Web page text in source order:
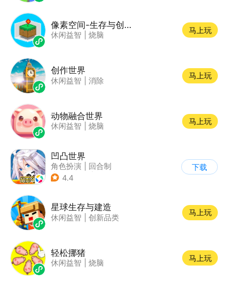
像素空间-生存与创造
休闲益智 烧脑
马上玩
创作世界
休闲益智 消除
马上玩
动物融合世界
休闲益智 烧脑
马上玩
凹凸世界
角色扮演
回合制
| 动漫改编
4.4
下载
星球生存与建造
休闲益智 创新品类
马上玩
轻松挪猪
休闲益智 烧脑
马上玩